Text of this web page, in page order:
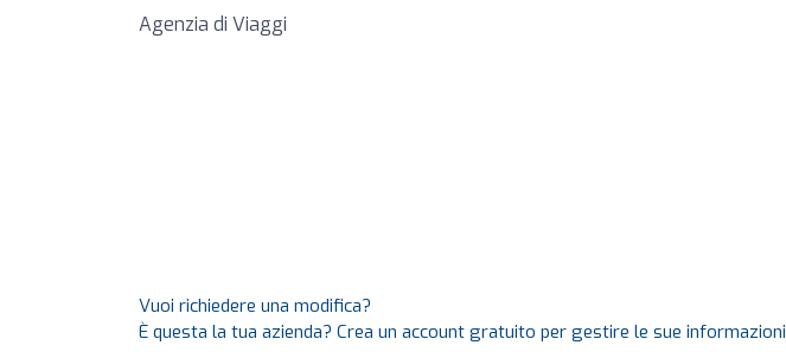
Agenzia di Viaggi
Vuoi richiedere una modifica?
È questa la tua azienda? Crea un account gratuito per gestire le sue informazioni